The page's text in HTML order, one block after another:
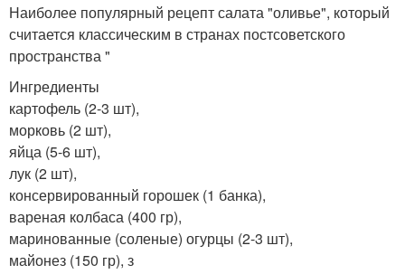
Наиболее популярный рецепт салата "оливье", который
считается классическим в странах постсоветского
пространства "
Ингредиенты
картофель (2-3 шт),
морковь (2 шт),
яйца (5-6 шт),
лук (2 шт),
консервированный горошек (1 банка),
вареная колбаса (400 гр),
маринованные (соленые) огурцы (2-3 шт),
майонез (150 гр), з